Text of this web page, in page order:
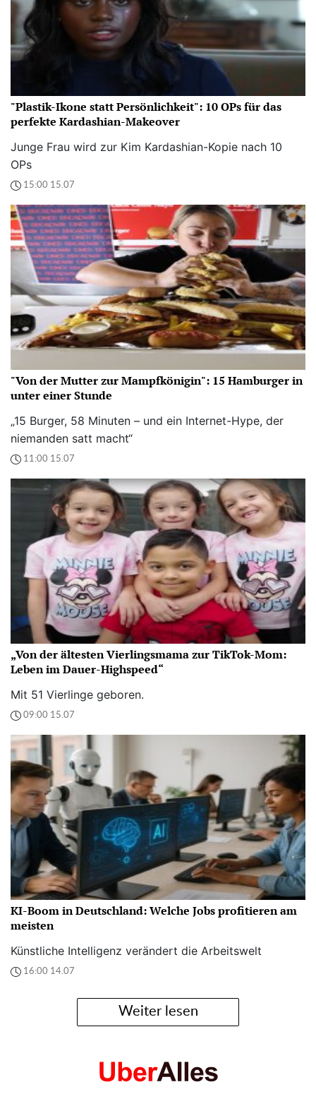
"Plastik-Ikone statt Persönlichkeit": 10 OPs für das
perfekte Kardashian-Makeover
Junge Frau wird zur Kim Kardashian-Kopie nach 10
OPs
15:00 15.07
"Von der Mutter zur Mampfkönigin": 15 Hamburger in
unter einer Stunde
„15 Burger, 58 Minuten – und ein Internet-Hype, der
niemanden satt macht“
11:00 15.07
„Von der ältesten Vierlingsmama zur TikTok-Mom:
Leben im Dauer-Highspeed“
Mit 51 Vierlinge geboren.
09:00 15.07
KI-Boom in Deutschland: Welche Jobs profitieren am
meisten
Künstliche Intelligenz verändert die Arbeitswelt
16:00 14.07
Weiter lesen